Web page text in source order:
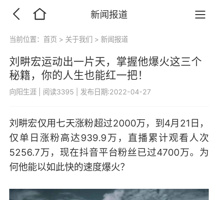
新闻报道
当前位置：首页 > 关于我们 > 新闻报道
刘畊宏运动出一片天，掌握他爆火这三个
秘籍，你的人生也能红一把！
向阳生涯 阅读3395 发布日期:2022-04-27
刘畊宏仅用七天涨粉超过2000万，到4月21日，
仅单日涨粉高达939.9万，直播累计观看人次
5256.7万，现在抖音平台粉丝已过4700万。为
何他能以如此快的速度爆火？